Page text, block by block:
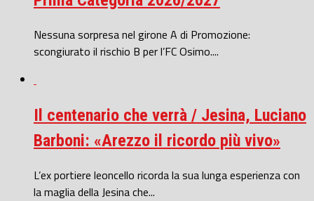
Nessuna sorpresa nel girone A di Promozione:
scongiurato il rischio B per l’FC Osimo....
Il centenario che verrà / Jesina, Luciano
Barboni: «Arezzo il ricordo più vivo»
L’ex portiere leoncello ricorda la sua lunga esperienza con
la maglia della Jesina che...